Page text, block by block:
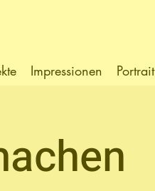
Impressionen Portrait